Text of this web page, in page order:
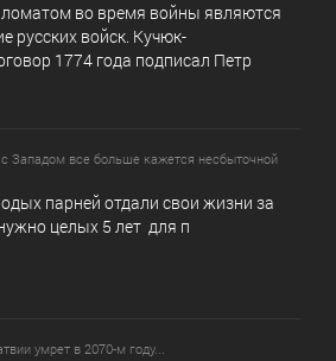
во время войны являются
русских войск. Кучюк-
1774 года подписал Петр
Западом все больше кажется несбыточной
парней отдали свои жизни за
целых 5 лет для п
умрет в 2070-м году...